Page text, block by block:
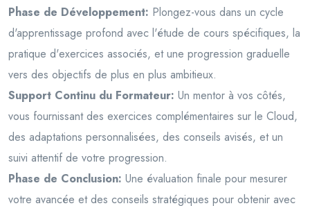
Phase de Développement: Plongez-vous dans un cycle
d'apprentissage profond avec l'étude de cours spécifiques, la
pratique d'exercices associés, et une progression graduelle
vers des objectifs de plus en plus ambitieux.
Support Continu du Formateur: Un mentor à vos côtés,
vous fournissant des exercices complémentaires sur le Cloud,
des adaptations personnalisées, des conseils avisés, et un
suivi attentif de votre progression.
Phase de Conclusion: Une évaluation finale pour mesurer
votre avancée et des conseils stratégiques pour obtenir avec